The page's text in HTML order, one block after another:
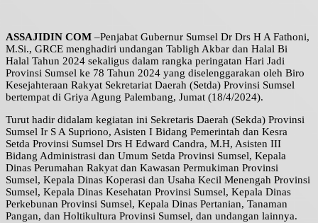
ASSAJIDIN COM –Penjabat Gubernur Sumsel Dr Drs H A Fathoni,
M.Si., GRCE menghadiri undangan Tabligh Akbar dan Halal Bi
Halal Tahun 2024 sekaligus dalam rangka peringatan Hari Jadi
Provinsi Sumsel ke 78 Tahun 2024 yang diselenggarakan oleh Biro
Kesejahteraan Rakyat Sekretariat Daerah (Setda) Provinsi Sumsel
bertempat di Griya Agung Palembang, Jumat (18/4/2024).
Turut hadir didalam kegiatan ini Sekretaris Daerah (Sekda) Provinsi
Sumsel Ir S A Supriono, Asisten I Bidang Pemerintah dan Kesra
Setda Provinsi Sumsel Drs H Edward Candra, M.H, Asisten III
Bidang Administrasi dan Umum Setda Provinsi Sumsel, Kepala
Dinas Perumahan Rakyat dan Kawasan Permukiman Provinsi
Sumsel, Kepala Dinas Koperasi dan Usaha Kecil Menengah Provinsi
Sumsel, Kepala Dinas Kesehatan Provinsi Sumsel, Kepala Dinas
Perkebunan Provinsi Sumsel, Kepala Dinas Pertanian, Tanaman
Pangan, dan Holtikultura Provinsi Sumsel, dan undangan lainnya.